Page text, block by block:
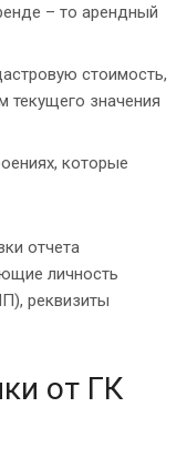
– то арендный
стоимость,
текущего значения
которые
отчета
личность
реквизиты
от ГК